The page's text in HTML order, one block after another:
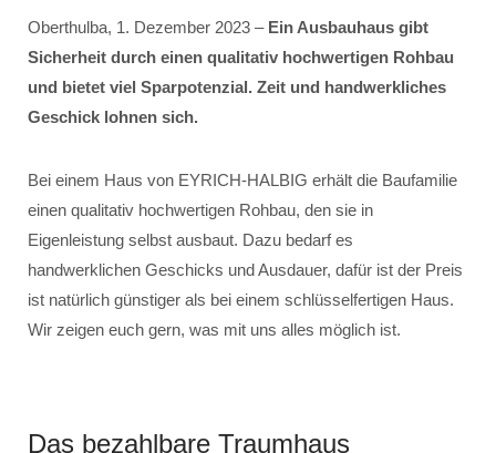
Oberthulba, 1. Dezember 2023 – Ein Ausbauhaus gibt
Sicherheit durch einen qualitativ hochwertigen Rohbau
und bietet viel Sparpotenzial. Zeit und handwerkliches
Geschick lohnen sich.
Bei einem Haus von EYRICH-HALBIG erhält die Baufamilie
einen qualitativ hochwertigen Rohbau, den sie in
Eigenleistung selbst ausbaut. Dazu bedarf es
handwerklichen Geschicks und Ausdauer, dafür ist der Preis
ist natürlich günstiger als bei einem schlüsselfertigen Haus.
Wir zeigen euch gern, was mit uns alles möglich ist.
Das bezahlbare Traumhaus